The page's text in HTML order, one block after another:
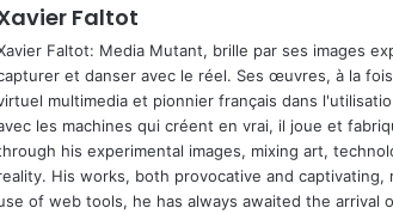
Faltot
Faltot: Media Mutant, brille par ses images
et danser avec le réel. Ses œuvres, à la
multimedia et pionnier français dans
les machines qui créent en vrai, il joue et
his experimental images, mixing art,
His works, both provocative and
of web tools, he has always awaited the